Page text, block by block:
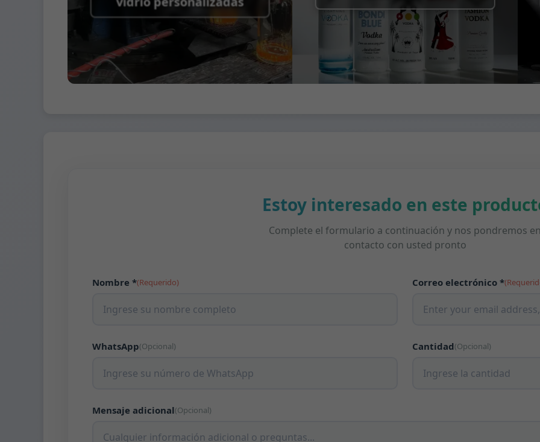
Estoy interesado en este
Complete el formulario a continuación y nos pondremos
contacto con usted pronto
Nombre *(Requerido) Correo electrónico *
WhatsApp(Opcional) Cantidad(Opcional)
Mensaje adicional(Opcional)